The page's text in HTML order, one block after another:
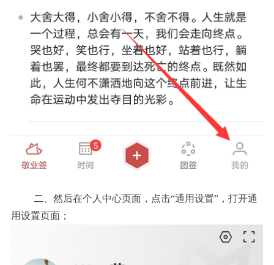
二、 然后在个人中心页面，点击“通用设置”， 打开通
用设置页面；